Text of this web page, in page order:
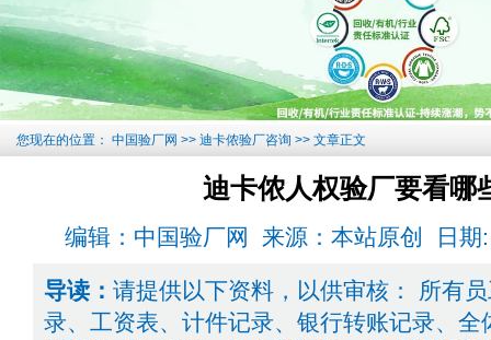
您现在的位置： 中国验厂网 >> 迪卡侬验厂咨询 >> 文章正文
迪卡侬人权验厂要看哪
编辑：中国验厂网 来源：本站原创 日期
导读： 请提供以下资料，以供审核： 所有
录、工资表、计件记录、银行转账记录、